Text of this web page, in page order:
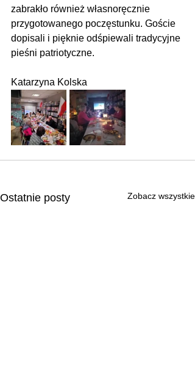
zabrakło również własnoręcznie
przygotowanego poczęstunku. Goście
dopisali i pięknie odśpiewali tradycyjne
pieśni patriotyczne.
Katarzyna Kolska
Ostatnie posty Zobacz wszystkie